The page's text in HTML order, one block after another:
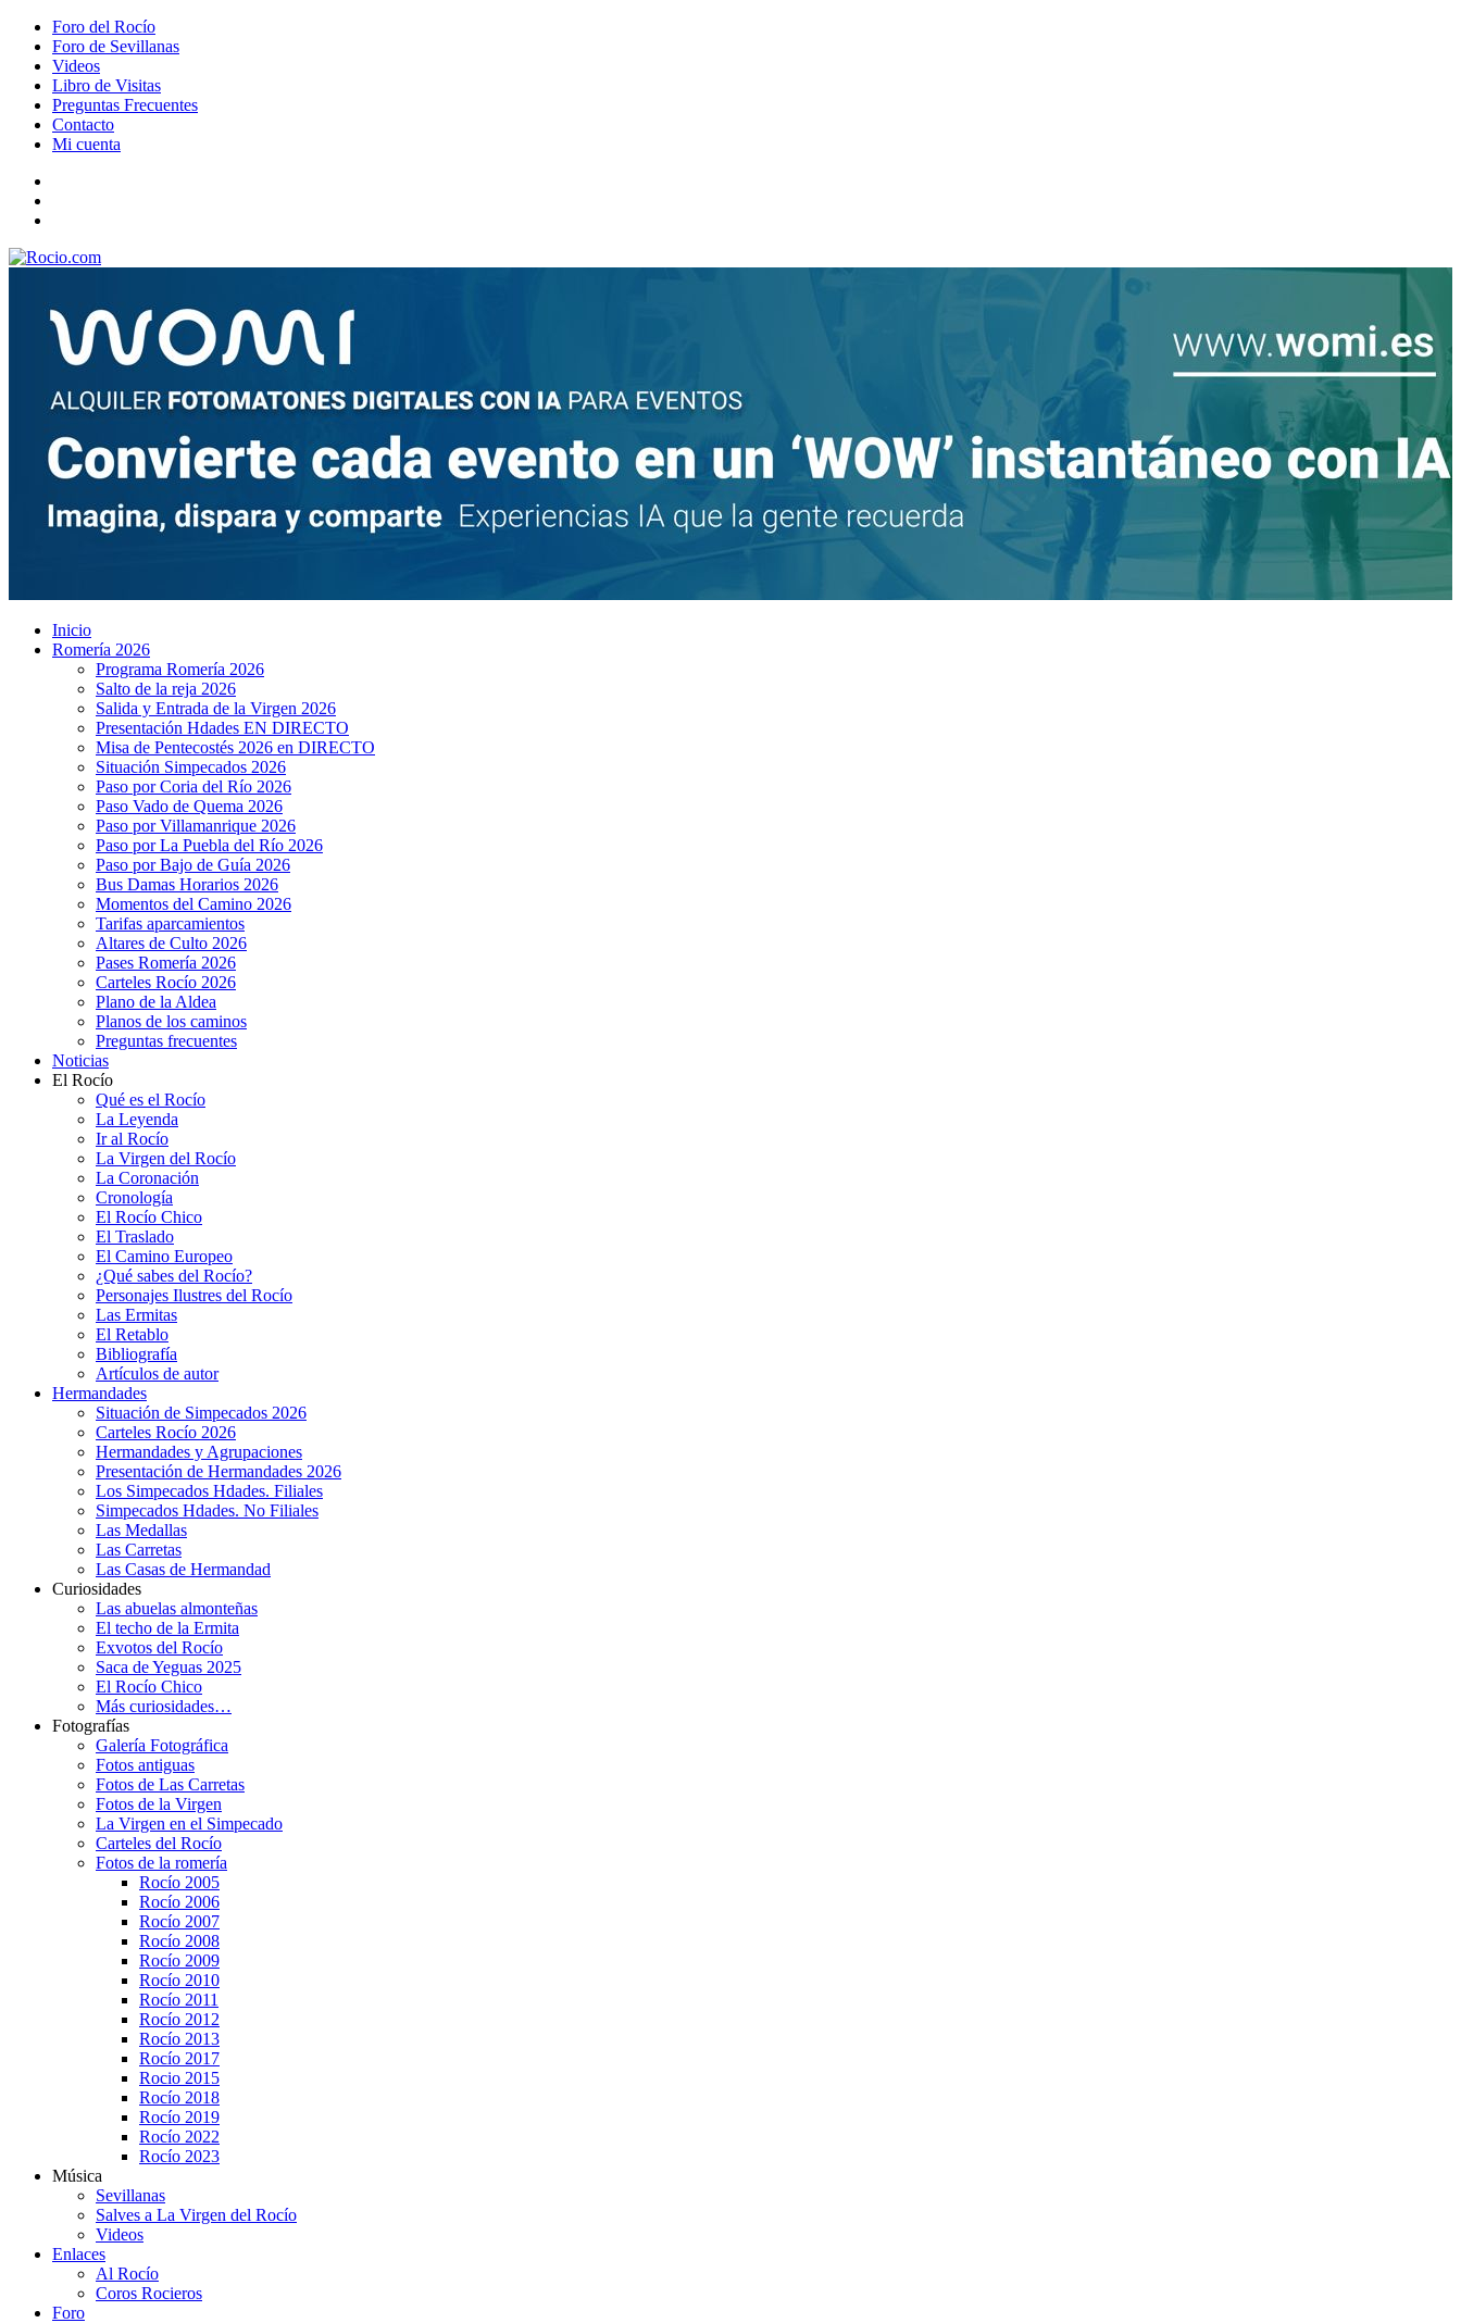
Foro del Rocío
Foro de Sevillanas
Videos
Libro de Visitas
Preguntas Frecuentes
Contacto
Mi cuenta
Inicio
Romería 2026
Programa Romería 2026
Salto de la reja 2026
Salida y Entrada de la Virgen 2026
Presentación Hdades EN DIRECTO
Misa de Pentecostés 2026 en DIRECTO
Situación Simpecados 2026
Paso por Coria del Río 2026
Paso Vado de Quema 2026
Paso por Villamanrique 2026
Paso por La Puebla del Río 2026
Paso por Bajo de Guía 2026
Bus Damas Horarios 2026
Momentos del Camino 2026
Tarifas aparcamientos
Altares de Culto 2026
Pases Romería 2026
Carteles Rocío 2026
Plano de la Aldea
Planos de los caminos
Preguntas frecuentes
Noticias
El Rocío
Qué es el Rocío
La Leyenda
Ir al Rocío
La Virgen del Rocío
La Coronación
Cronología
El Rocío Chico
El Traslado
El Camino Europeo
¿Qué sabes del Rocío?
Personajes Ilustres del Rocío
Las Ermitas
El Retablo
Bibliografía
Artículos de autor
Hermandades
Situación de Simpecados 2026
Carteles Rocío 2026
Hermandades y Agrupaciones
Presentación de Hermandades 2026
Los Simpecados Hdades. Filiales
Simpecados Hdades. No Filiales
Las Medallas
Las Carretas
Las Casas de Hermandad
Curiosidades
Las abuelas almonteñas
El techo de la Ermita
Exvotos del Rocío
Saca de Yeguas 2025
El Rocío Chico
Más curiosidades…
Fotografías
Galería Fotográfica
Fotos antiguas
Fotos de Las Carretas
Fotos de la Virgen
La Virgen en el Simpecado
Carteles del Rocío
Fotos de la romería
Rocío 2005
Rocío 2006
Rocío 2007
Rocío 2008
Rocío 2009
Rocío 2010
Rocío 2011
Rocío 2012
Rocío 2013
Rocío 2017
Rocio 2015
Rocío 2018
Rocío 2019
Rocío 2022
Rocío 2023
Música
Sevillanas
Salves a La Virgen del Rocío
Videos
Enlaces
Al Rocío
Coros Rocieros
Foro